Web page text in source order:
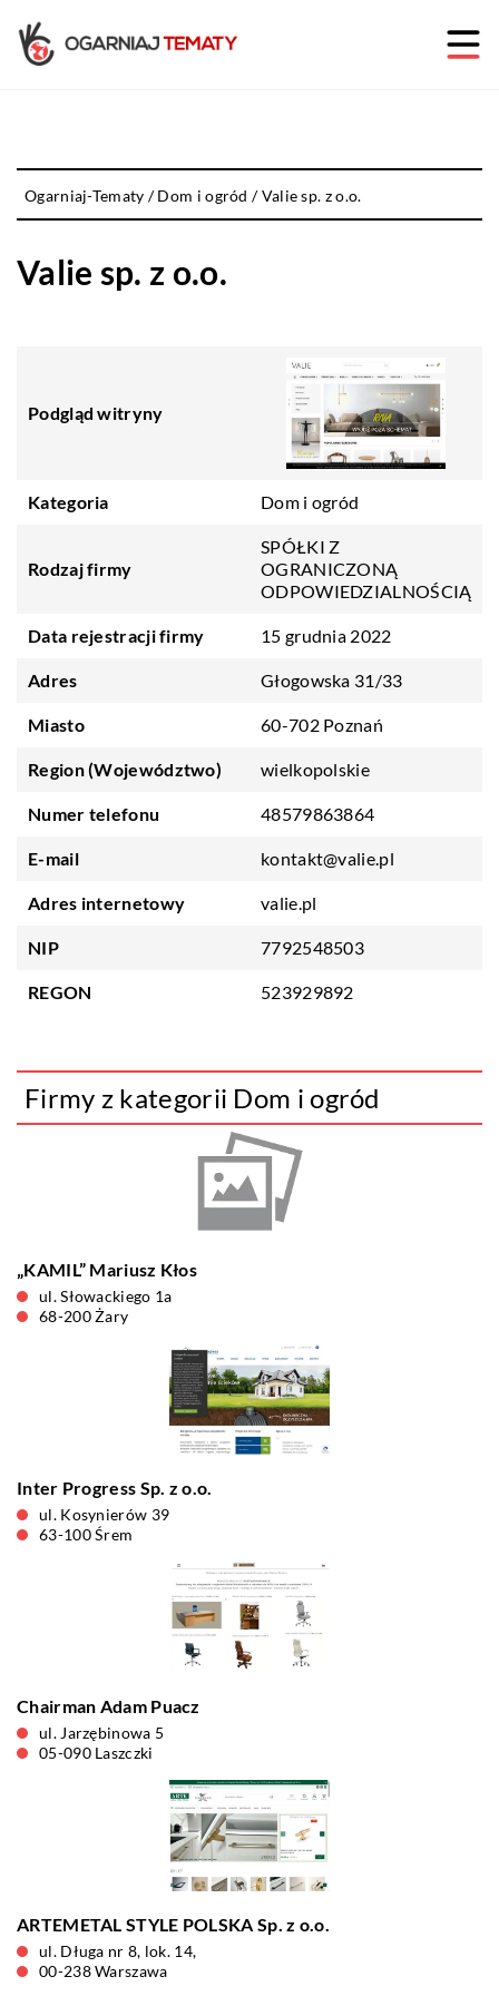
Ogarniaj-Tematy /Dom i ogród /Valie sp. z o.o.
Valie sp. z o.o.
Podgląd witryny
Kategoria Dom i ogród
Rodzaj firmy
SPÓŁKI Z
OGRANICZONĄ
ODPOWIEDZIALNOŚCIĄ
Data rejestracji firmy 15 grudnia 2022
Adres Głogowska 31/33
Miasto 60-702 Poznań
Region (Województwo) wielkopolskie
Numer telefonu 48579863864
E-mail kontakt@valie.pl
Adres internetowy valie.pl
NIP 7792548503
REGON 523929892
Firmy z kategorii Dom i ogród
„KAMIL” Mariusz Kłos
ul. Słowackiego 1a
68-200 Żary
Inter Progress Sp. z o.o.
ul. Kosynierów 39
63-100 Śrem
Chairman Adam Puacz
ul. Jarzębinowa 5
05-090 Laszczki
ARTE­METAL STYLE POLSKA Sp. z o.o.
ul. Długa nr 8, lok. 14,
00-238 Warszawa